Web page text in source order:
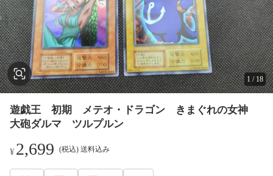
1 / 18
遊戯王 初期 メテオ・ドラゴン きまぐれの女神
大砲ダルマ ツルプルン
¥2,699 (税込) 送料込み